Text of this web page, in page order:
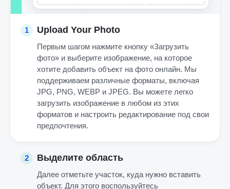
1 Upload Your Photo
Первым шагом нажмите кнопку «Загрузить
фото» и выберите изображение, на которое
хотите добавить объект на фото онлайн. Мы
поддерживаем различные форматы, включая
JPG, PNG, WEBP и JPEG. Вы можете легко
загрузить изображение в любом из этих
форматов и настроить редактирование под свои
предпочтения.
2 Выделите область
Далее отметьте участок, куда нужно вставить
объект. Для этого воспользуйтесь